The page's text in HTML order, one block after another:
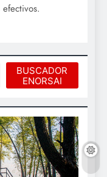
BUSCADOR
ENORSAI